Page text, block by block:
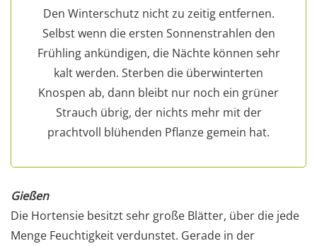
Den Winterschutz nicht zu zeitig entfernen.
Selbst wenn die ersten Sonnenstrahlen den
Frühling ankündigen, die Nächte können sehr
kalt werden. Sterben die überwinterten
Knospen ab, dann bleibt nur noch ein grüner
Strauch übrig, der nichts mehr mit der
prachtvoll blühenden Pflanze gemein hat.
Gießen
Die Hortensie besitzt sehr große Blätter, über die jede
Menge Feuchtigkeit verdunstet. Gerade in der